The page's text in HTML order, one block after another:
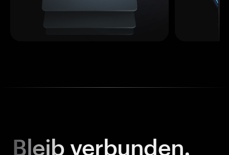
Bleib verbunden.